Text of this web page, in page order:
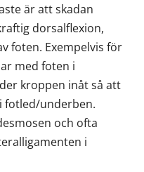
är att skadan
dorsalflexion,
foten. Exempelvis för
med foten i
kroppen inåt så att
fotled/underben.
och ofta
i